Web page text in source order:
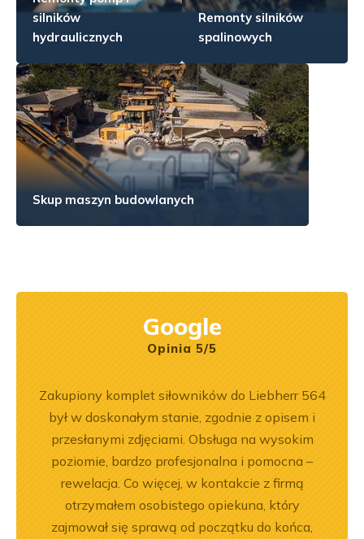
silników
hydraulicznych
Remonty silników
spalinowych
Skup maszyn budowlanych
Google
Opinia 5/5
Zakupiony komplet siłowników do Liebherr 564
był w doskonałym stanie, zgodnie z opisem i
przesłanymi zdjęciami. Obsługa na wysokim
poziomie, bardzo profesjonalna i pomocna –
rewelacja. Co więcej, w kontakcie z firmą
otrzymałem osobistego opiekuna, który
zajmował się sprawą od początku do końca,